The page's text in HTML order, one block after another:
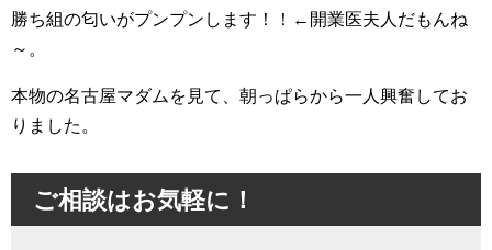
勝ち組の匂いがプンプンします！！←開業医夫人だもんね
～。
本物の名古屋マダムを見て、朝っぱらから一人興奮してお
りました。
ご相談はお気軽に！